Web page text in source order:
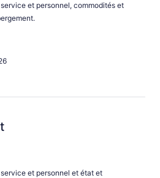
et personnel, commodités et
et personnel et état et